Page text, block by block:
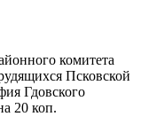
комитета
Псковской
Гдовского
20 коп.